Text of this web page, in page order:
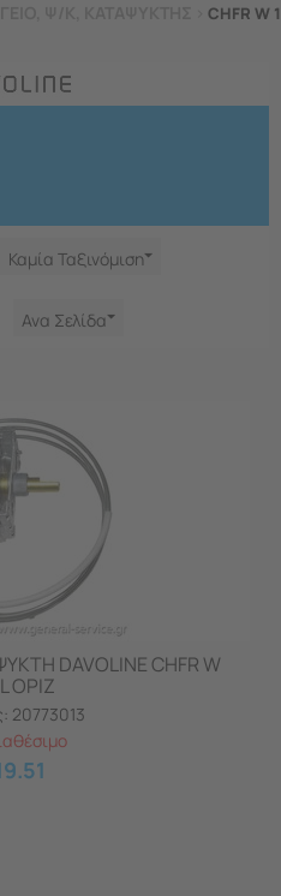
CHFR W
Καμία Ταξινόμιση
Ανα Σελίδα
DAVOLINE CHFR W
ΟΡΙΖ
20773013